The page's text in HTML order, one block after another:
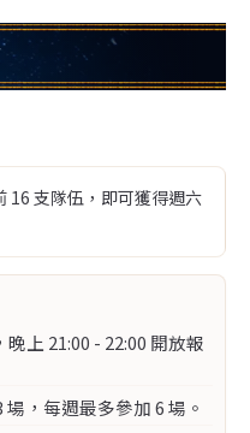
16 支隊伍，即可獲得週六
上 21:00 - 22:00 開放報
，每週最多參加 6 場。